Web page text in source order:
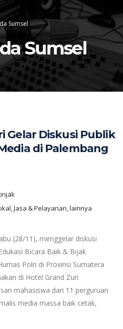
Sumsel
Sumsel
Gelar Diskusi Publik
di Palembang
Jasa & Pelayanan, lainnya
(28/11), menggelar diskusi
Bicara Baik & Bijak
Polri di Provinsi Sumatera
di Hotel Grand Zuri
mahasiswa dari 11 perguruan
media massa baik cetak,